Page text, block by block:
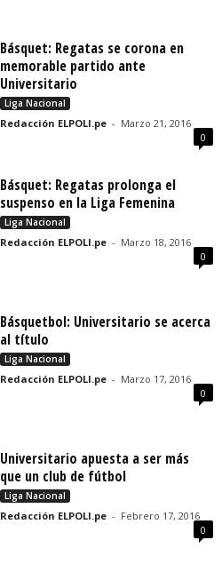
Básquet: Regatas se corona en
memorable partido ante
Universitario
Liga Nacional
Redacción ELPOLI.pe - Marzo 21, 2016
0
Básquet: Regatas prolonga el
suspenso en la Liga Femenina
Liga Nacional
Redacción ELPOLI.pe - Marzo 18, 2016
0
Básquetbol: Universitario se acerca
al título
Liga Nacional
Redacción ELPOLI.pe - Marzo 17, 2016
0
Universitario apuesta a ser más
que un club de fútbol
Liga Nacional
Redacción ELPOLI.pe - Febrero 17, 2016
0